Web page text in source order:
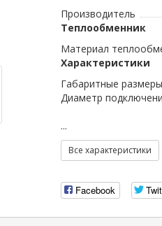
Производитель
Теплообменник
Материал
Характеристики
Габаритные
Диаметр
...
Все характеристики
Facebook